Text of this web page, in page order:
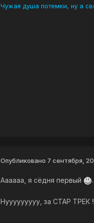
Чужая душа потемки, ну а
Опубликовано 7 сентября,
Аааааа, я сёдня первый
Нууууууууу, за СТАР ТРЕК